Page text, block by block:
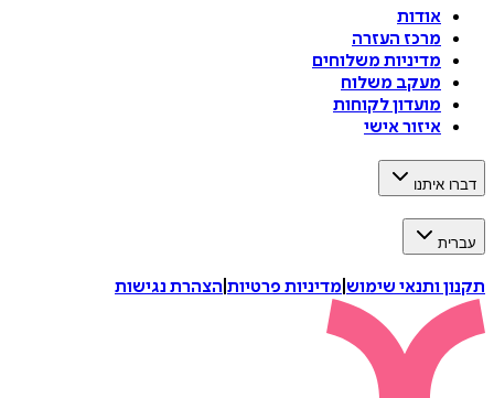
אודות
מרכז העזרה
מדיניות משלוחים
מעקב משלוח
מועדון לקוחות
איזור אישי
דברו איתנו
עברית
תקנון ותנאי שימוש מדיניות פרטיות הצהרת נגישות